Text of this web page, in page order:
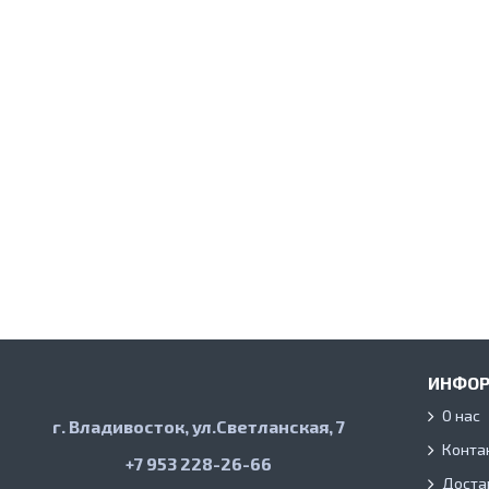
г. Владивосток, ул.Светланская, 7
+7 953 228-26-66
О нас